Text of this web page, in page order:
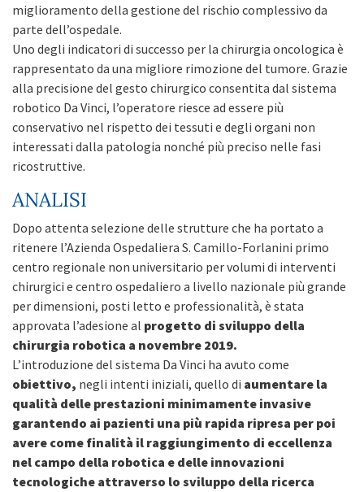
miglioramento della gestione del rischio complessivo da
parte dell’ospedale.
Uno degli indicatori di successo per la chirurgia oncologica è
rappresentato da una migliore rimozione del tumore. Grazie
alla precisione del gesto chirurgico consentita dal sistema
robotico Da Vinci, l’operatore riesce ad essere più
conservativo nel rispetto dei tessuti e degli organi non
interessati dalla patologia nonché più preciso nelle fasi
ricostruttive.
ANALISI
Dopo attenta selezione delle strutture che ha portato a
ritenere l’Azienda Ospedaliera S. Camillo-Forlanini primo
centro regionale non universitario per volumi di interventi
chirurgici e centro ospedaliero a livello nazionale più grande
per dimensioni, posti letto e professionalità, è stata
approvata l’adesione al progetto di sviluppo della
chirurgia robotica a novembre 2019.
L’introduzione del sistema Da Vinci ha avuto come
obiettivo, negli intenti iniziali, quello di aumentare la
qualità delle prestazioni minimamente invasive
garantendo ai pazienti una più rapida ripresa per poi
avere come finalità il raggiungimento di eccellenza
nel campo della robotica e delle innovazioni
tecnologiche attraverso lo sviluppo della ricerca